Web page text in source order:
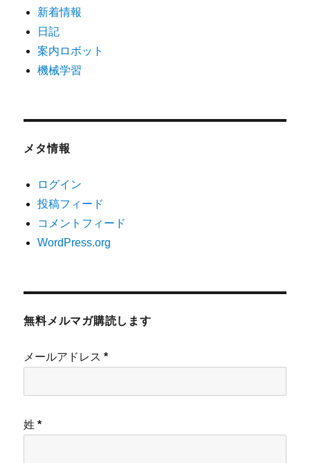
新着情報
日記
案内ロボット
機械学習
メタ情報
ログイン
投稿フィード
コメントフィード
WordPress.org
無料メルマガ購読します
メールアドレス*
姓*